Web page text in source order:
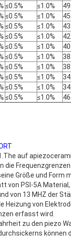
≤0.5% ≤1.0%
≤0.5% ≤1.0%
≤0.5% ≤1.0%
≤0.5% ≤1.0%
≤0.5% ≤1.0%
≤0.5% ≤1.0%
≤0.5% ≤1.0%
≤0.5% ≤1.0%
≤0.5% ≤1.0%
≤0.5% ≤1.0%
auf
die
Größe und Form
von PSI-5A
von 13 MHZ der
Heizung von
erfasst wird.
zu den piezo